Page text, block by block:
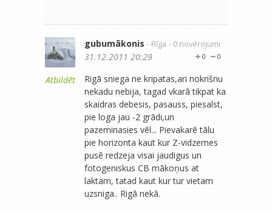
Atbildēt
gubumākonis - Rīga - 0 novērojumi
0
0
31.12.2011 20:29
Rigā sniega ne kripatas,ari nokrišnu
nekadu nebija, tagad vkarā tikpat ka
skaidras debesis, pasauss, piesalst,
pie loga jau -2 grādi,un
pazeminasies vēl... Pievakarē tālu
pie horizonta kaut kur Z-vidzemes
pusē redzeja visai jaudigus un
fotogeniskus CB mākoņus at
laktam, tatad kaut kur tur vietam
uzsniga.. Rigā nekā.